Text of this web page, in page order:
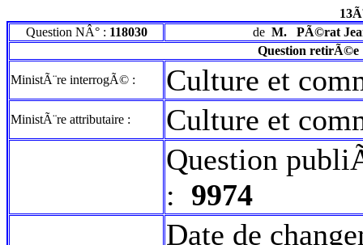
Question NÂ° : 118030 de M.
PÃ©rat
Question retirÃ©e
MinistÃ¨re interrogÃ© : Culture et
MinistÃ¨re attributaire :
Culture et
Question
: 9974
Date de